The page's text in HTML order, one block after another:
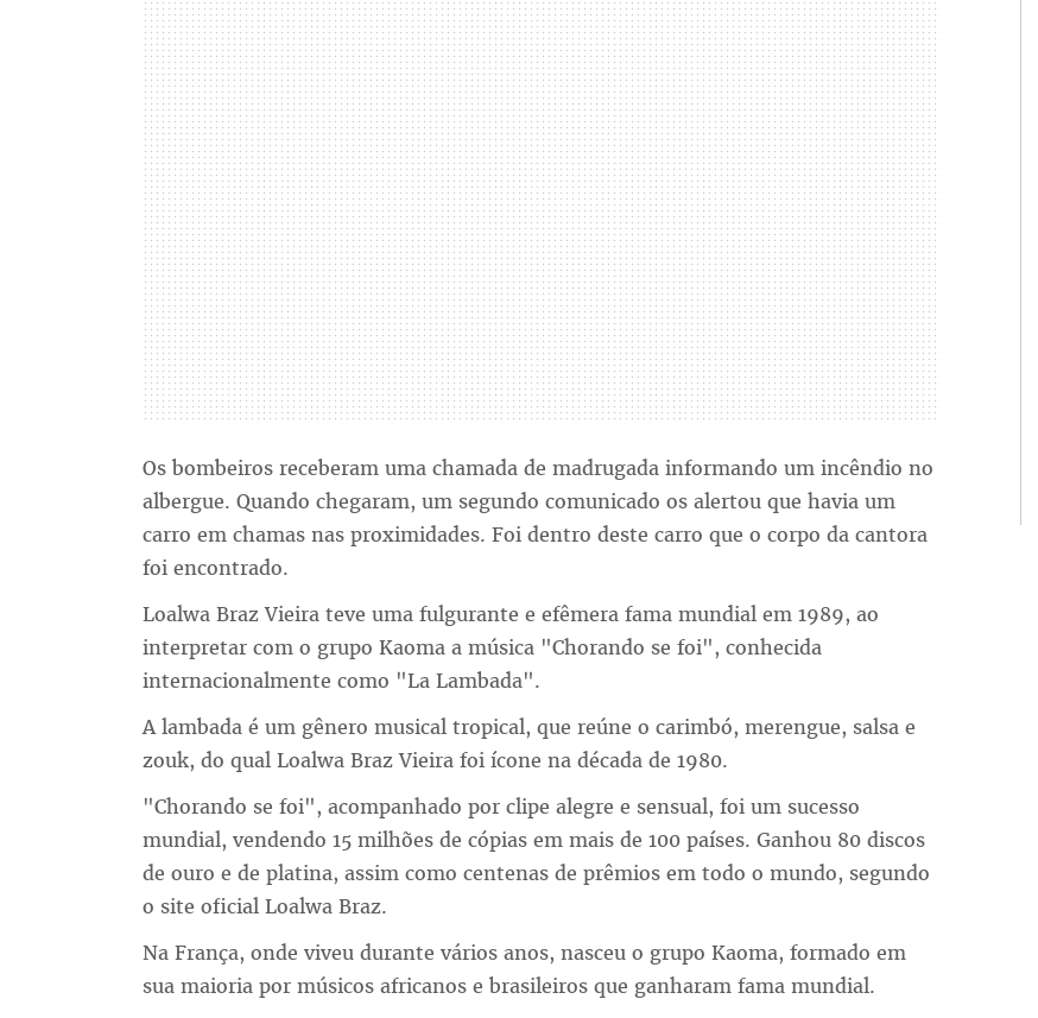
Os bombeiros receberam uma chamada de madrugada informando um incêndio no
albergue. Quando chegaram, um segundo comunicado os alertou que havia um
carro em chamas nas proximidades. Foi dentro deste carro que o corpo da cantora
foi encontrado.
Loalwa Braz Vieira teve uma fulgurante e efêmera fama mundial em 1989, ao
interpretar com o grupo Kaoma a música "Chorando se foi", conhecida
internacionalmente como "La Lambada".
A lambada é um gênero musical tropical, que reúne o carimbó, merengue, salsa e
zouk, do qual Loalwa Braz Vieira foi ícone na década de 1980.
"Chorando se foi", acompanhado por clipe alegre e sensual, foi um sucesso
mundial, vendendo 15 milhões de cópias em mais de 100 países. Ganhou 80 discos
de ouro e de platina, assim como centenas de prêmios em todo o mundo, segundo
o site oficial Loalwa Braz.
Na França, onde viveu durante vários anos, nasceu o grupo Kaoma, formado em
sua maioria por músicos africanos e brasileiros que ganharam fama mundial.